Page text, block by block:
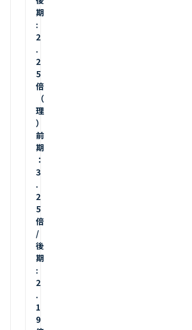
期
:
2
.
2
5
倍
（
理
）
前
期
：
3
.
2
5
倍
/
後
期
:
2
.
1
9